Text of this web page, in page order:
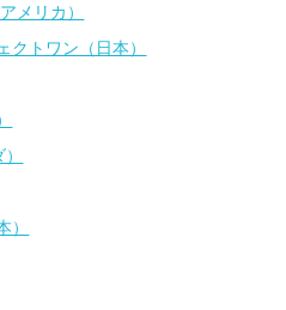
メリカ）
クトワン（日本）
）